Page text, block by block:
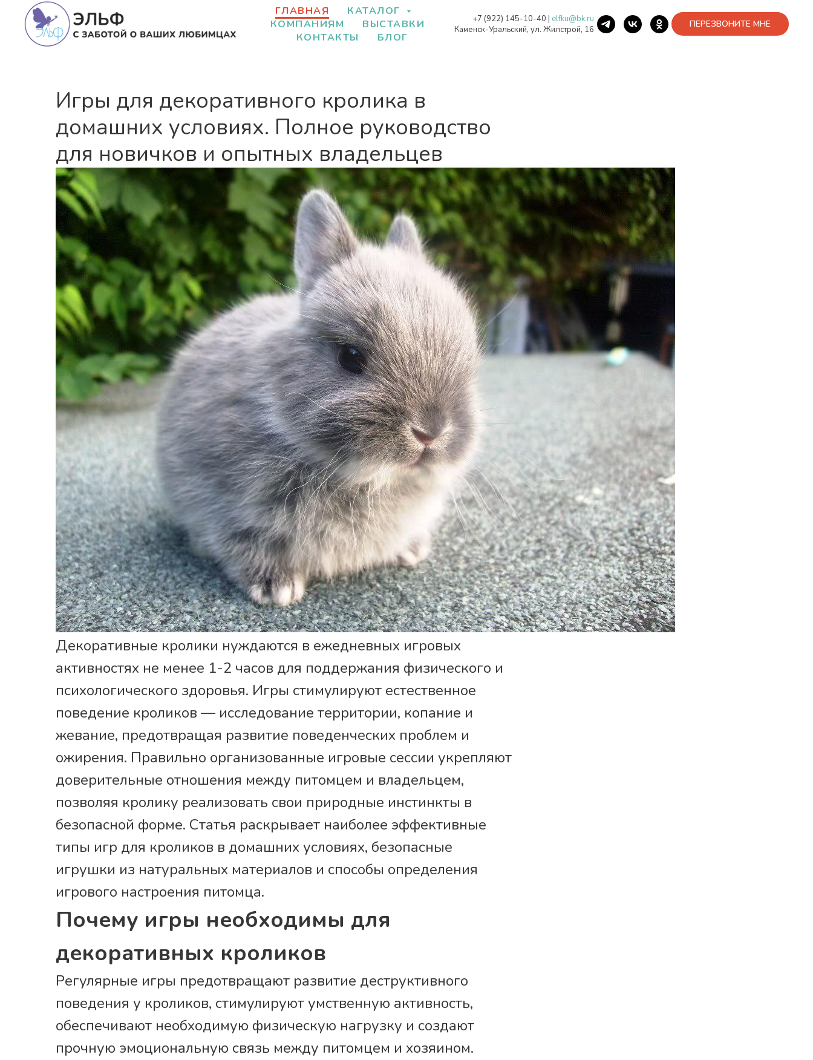
ГЛАВНАЯ
КАТАЛОГ
КОМПАНИЯМ
ВЫСТАВКИ
КОНТАКТЫ
БЛОГ
+7 (922) 145-10-40 | elfku@bk.ru
Каменск-Уральский, ул. Жилстрой, 16
ПЕРЕЗВОНИТЕ МНЕ
Игры для декоративного кролика в
домашних условиях. Полное руководство
для новичков и опытных владельцев
Декоративные кролики нуждаются в ежедневных игровых
активностях не менее 1-2 часов для поддержания физического и
психологического здоровья. Игры стимулируют естественное
поведение кроликов — исследование территории, копание и
жевание, предотвращая развитие поведенческих проблем и
ожирения. Правильно организованные игровые сессии укрепляют
доверительные отношения между питомцем и владельцем,
позволяя кролику реализовать свои природные инстинкты в
безопасной форме. Статья раскрывает наиболее эффективные
типы игр для кроликов в домашних условиях, безопасные
игрушки из натуральных материалов и способы определения
игрового настроения питомца.
Почему игры необходимы для
декоративных кроликов
Регулярные игры предотвращают развитие деструктивного
поведения у кроликов, стимулируют умственную активность,
обеспечивают необходимую физическую нагрузку и создают
прочную эмоциональную связь между питомцем и хозяином.